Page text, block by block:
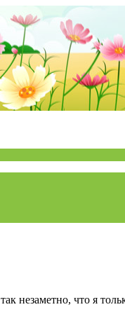
незаметно, что я